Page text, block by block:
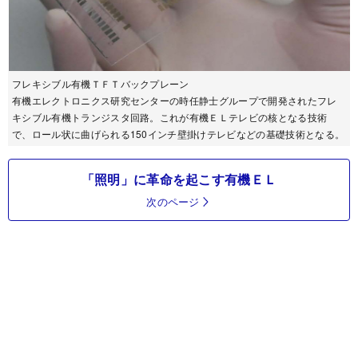
フレキシブル有機ＴＦＴバックプレーン
有機エレクトロニクス研究センターの時任静士グループで開発されたフレ
キシブル有機トランジスタ回路。これが有機ＥＬテレビの核となる技術
で、ロール状に曲げられる150インチ壁掛けテレビなどの基礎技術となる。
「照明」に革命を起こす有機ＥＬ
次のページ